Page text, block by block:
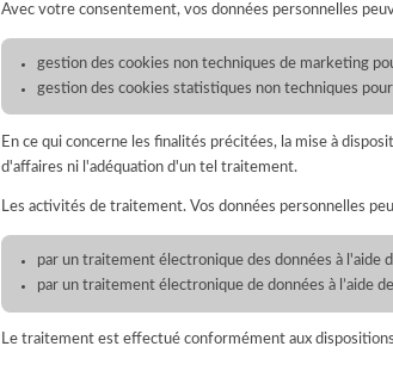
Avec votre consentement, vos données personnelles
gestion des cookies non techniques de marketing
gestion des cookies statistiques non techniques
En ce qui concerne les finalités précitées, la mise à
d'affaires ni l'adéquation d'un tel traitement.
Les activités de traitement. Vos données personnelles
par un traitement électronique des données à l'aide
par un traitement électronique de données à l’aide
Le traitement est effectué conformément aux